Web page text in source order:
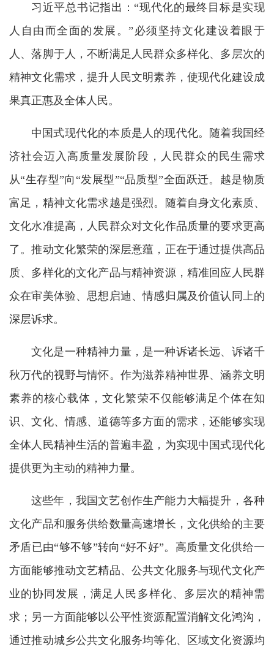
习近平总书记指出：“现代化的最终目标是实现
人自由而全面的发展。”必须坚持文化建设着眼于
人、落脚于人，不断满足人民群众多样化、多层次的
精神文化需求，提升人民文明素养，使现代化建设成
果真正惠及全体人民。
中国式现代化的本质是人的现代化。随着我国经
济社会迈入高质量发展阶段，人民群众的民生需求
从“生存型”向“发展型”“品质型”全面跃迁。越是物质
富足，精神文化需求越是强烈。随着自身文化素质、
文化水准提高，人民群众对文化作品质量的要求更高
了。推动文化繁荣的深层意蕴，正在于通过提供高品
质、多样化的文化产品与精神资源，精准回应人民群
众在审美体验、思想启迪、情感归属及价值认同上的
深层诉求。
文化是一种精神力量，是一种诉诸长远、诉诸千
秋万代的视野与情怀。作为滋养精神世界、涵养文明
素养的核心载体，文化繁荣不仅能够满足个体在知
识、文化、情感、道德等多方面的需求，还能够实现
全体人民精神生活的普遍丰盈，为实现中国式现代化
提供更为主动的精神力量。
这些年，我国文艺创作生产能力大幅提升，各种
文化产品和服务供给数量高速增长，文化供给的主要
矛盾已由“够不够”转向“好不好”。高质量文化供给一
方面能够推动文艺精品、公共文化服务与现代文化产
业的协同发展，满足人民多样化、多层次的精神需
求；另一方面能够以公平性资源配置消解文化鸿沟，
通过推动城乡公共文化服务均等化、区域文化资源均